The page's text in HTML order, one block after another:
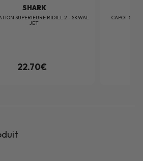
SHARK
SUPERIEURE RIDILL 2 - SKWAL
JET
22.70€
CAPOT